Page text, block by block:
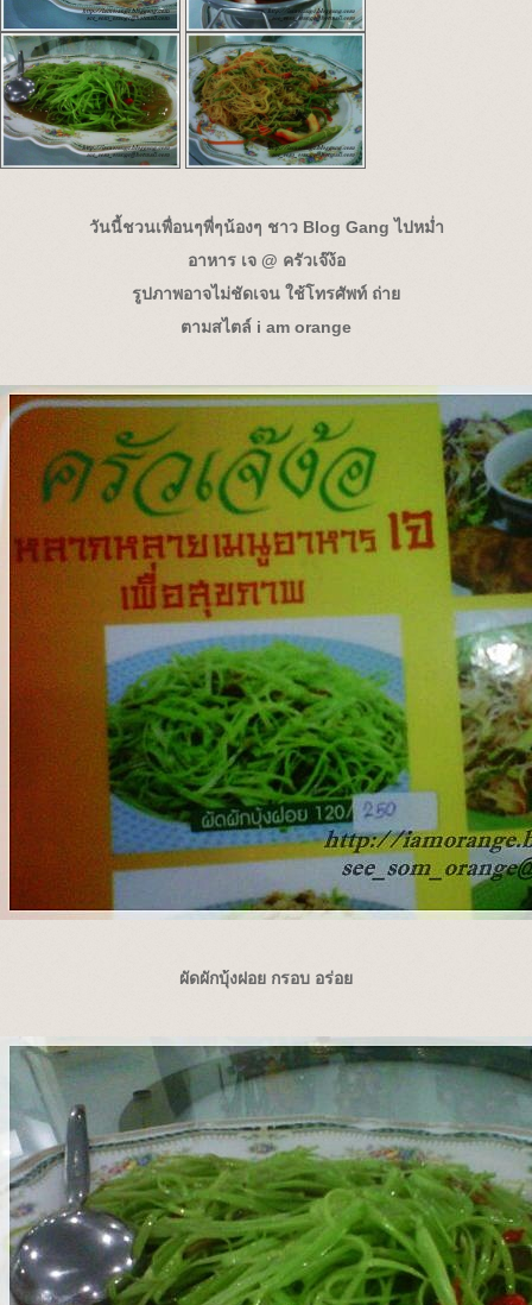
วันนี้ชวนเพื่อนๆพี่ๆน้องๆ ชาว Blog Gang ไปหม่ำ
อาหาร เจ @ ครัวเจ๊ง้อ
รูปภาพอาจไม่ชัดเจน ใช้โทรศัพท์ ถ่า
ตามสไตล์ i am orange
ผัดผักบุ้งฝอย กรอบ อร่อ